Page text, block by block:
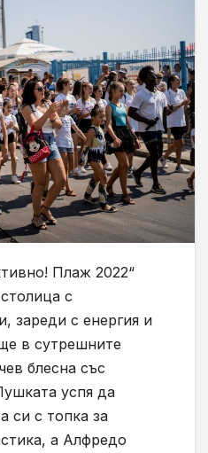
Плаж 2022“
с
зареди с енергия и
в сутрешните
блесна със
успя да
си с топка за
а Алфредо